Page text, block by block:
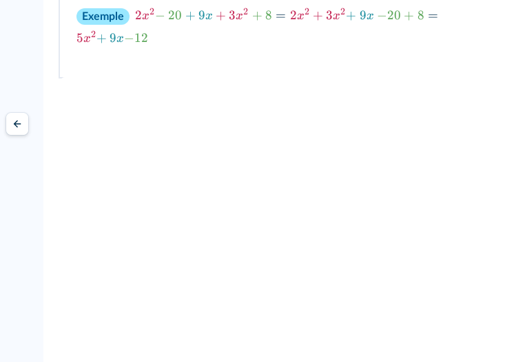
Exemple 2x2− 20 + 9x + 3x2 + 8 = 2x2 + 3x2+ 9x −20 + 8 =
5x2+ 9x−12